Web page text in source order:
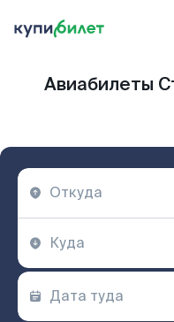
Авиабилеты